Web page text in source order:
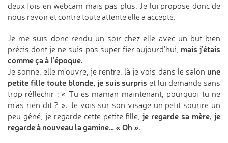
deux fois en webcam mais pas plus. Je lui propose donc de
nous revoir et contre toute attente elle a accepté.
Je me suis donc rendu un soir chez elle avec un but bien
précis dont je ne suis pas super fier aujourd’hui, mais j’étais
comme ça à l’époque.
Je sonne, elle m’ouvre, je rentre, là je vois dans le salon une
petite fille toute blonde, je suis surpris et lui demande sans
trop réfléchir : « Tu es maman maintenant, pourquoi tu ne
m’as rien dit ? ». Je vois sur son visage un petit sourire un
peu gêné, je regarde cette petite fille,je regarde sa mère, je
regarde à nouveau la gamine…« Oh ».